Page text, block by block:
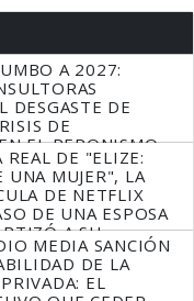
A 2027:
DESGASTE DE
DE
EL PERONISMO
REAL DE "ELIZE:
UNA MUJER", LA
DE NETFLIX
DE UNA ESPOSA
A SU
MEDIA SANCIÓN
DE LA
EL